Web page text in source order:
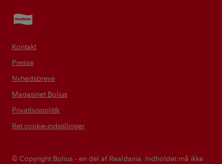
Realdania
Kontakt
Presse
Nyhedsbreve
Magasinet Bolius
Privatlivspolitik
Ret cookie-indstillinger
© Copyright Bolius - en del af Realdania. Indholdet må ikke